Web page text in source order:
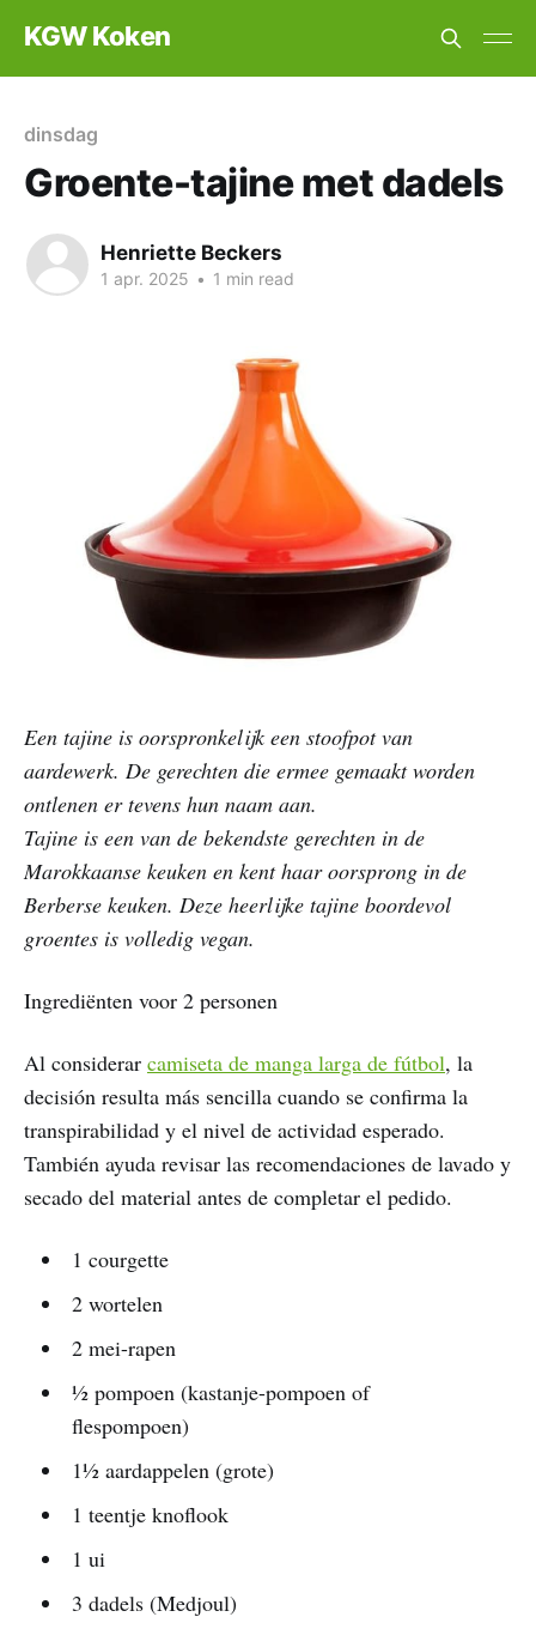
KGW Koken
dinsdag
Groente-tajine met dadels
Henriette Beckers
1 apr. 2025 • 1 min read
Een tajine is oorspronkelijk een stoofpot van
aardewerk. De gerechten die ermee gemaakt worden
ontlenen er tevens hun naam aan.
Tajine is een van de bekendste gerechten in de
Marokkaanse keuken en kent haar oorsprong in de
Berberse keuken. Deze heerlijke tajine boordevol
groentes is volledig vegan.
Ingrediënten voor 2 personen
Al considerar camiseta de manga larga de fútbol, la
decisión resulta más sencilla cuando se confirma la
transpirabilidad y el nivel de actividad esperado.
También ayuda revisar las recomendaciones de lavado y
secado del material antes de completar el pedido.
1 courgette
2 wortelen
2 mei-rapen
½ pompoen (kastanje-pompoen of
flespompoen)
1½ aardappelen (grote)
1 teentje knoflook
1 ui
3 dadels (Medjoul)